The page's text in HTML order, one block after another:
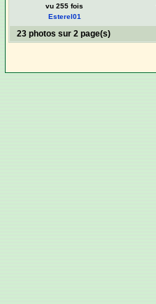
vu 255 fois
Esterel01
23 photos sur 2 page(s)